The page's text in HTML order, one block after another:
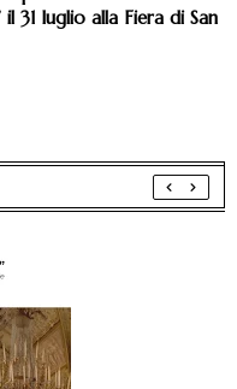
il 31 luglio alla Fiera di San